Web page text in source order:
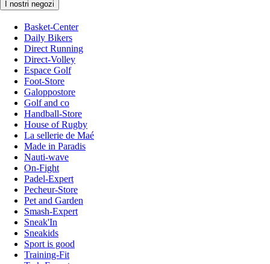
I nostri negozi
Basket-Center
Daily Bikers
Direct Running
Direct-Volley
Espace Golf
Foot-Store
Galoppostore
Golf and co
Handball-Store
House of Rugby
La sellerie de Maé
Made in Paradis
Nauti-wave
On-Fight
Padel-Expert
Pecheur-Store
Pet and Garden
Smash-Expert
Sneak'In
Sneakids
Sport is good
Training-Fit